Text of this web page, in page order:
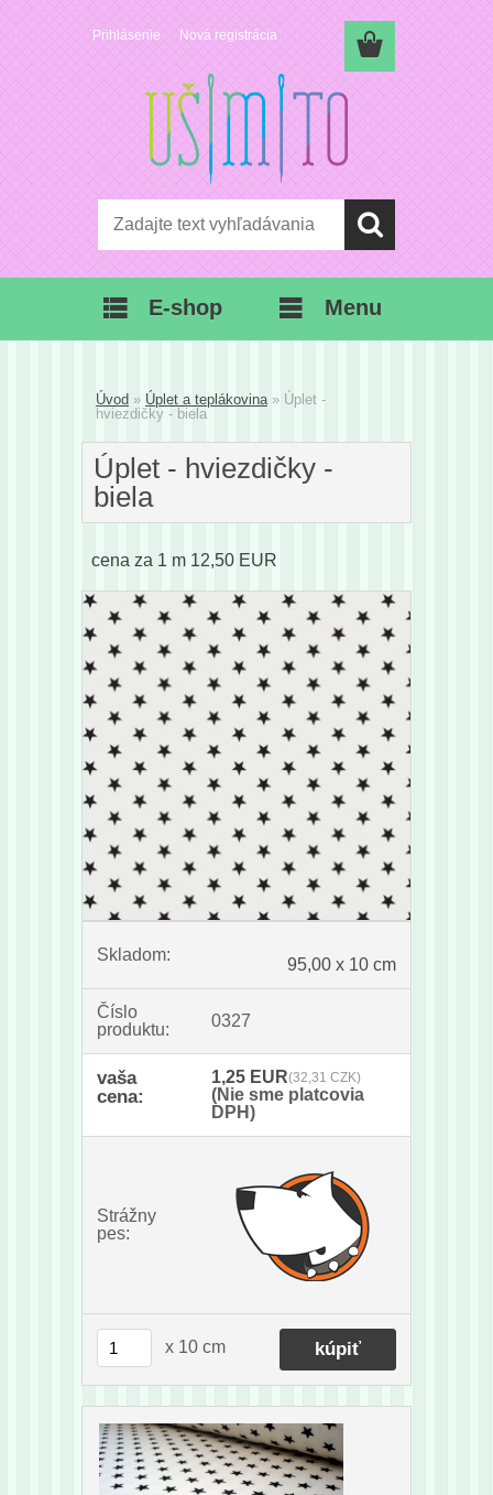
Prihlásenie Nová registrácia
E-shop Menu
Úvod » Úplet a teplákovina » Úplet -
hviezdičky - biela
Úplet - hviezdičky -
biela
cena za 1 m 12,50 EUR
Skladom:
95,00 x 10 cm
Číslo
produktu:
0327
vaša
cena:
1,25 EUR(32,31 CZK)
(Nie sme platcovia
DPH)
Strážny
pes:
x 10 cm